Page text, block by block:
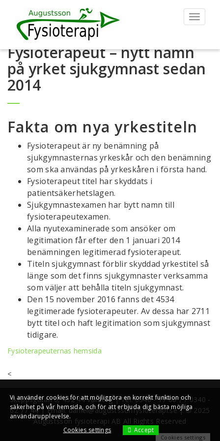
Toggle
Fysioterapeut – nytt namn
på yrket sjukgymnast sedan
2014
Fakta om nya yrkestiteln
Fysioterapeut är ny benämning på
sjukgymnasternas yrkeskår och den benämning
som ska användas på yrkeskåren i första hand.
Fysioterapeut titel har skyddats i
patientsäkerhetslagen.
Sjukgymnastexamen har bytt namn till
fysioterapeutexamen.
Alla nyutexaminerade som ansöker om
legitimation får efter den 1 januari 2014
benämningen legitimerad fysioterapeut.
Titeln sjukgymnast förblir skyddad yrkestitel så
länge som det finns sjukgymnaster verksamma
som väljer att behålla titeln sjukgymnast.
Den 15 november 2016 fanns det 4534
legitimerade fysioterapeuter. Av dessa har 2711
bytt titel och haft legitimation som sjukgymnast
tidigare.
Fysioterapeuternas hemsida
<
Skeppsgatan 6, 432 44 Varberg | Tel: 0340 - 17 60 7 / 0340 -
62 77 44 | Email: daniel@augustssonfysioterapi.se | © 2025
Augustsson fysioterapi AB All Rights Reserved
Vi använder cookies för att möjliggöra en korrekt funktion och
säkerhet på vår hemsida, och för att erbjuda dig bästa möjliga
användarupplevelse.
Cookies settings
Accept
Cookies settings